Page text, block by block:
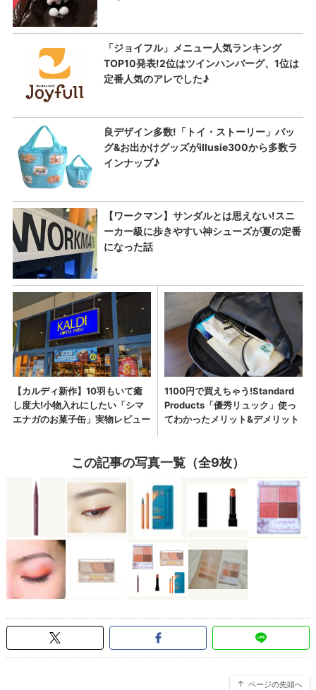
この記事の写真一覧（全9枚）
ページの先頭へ